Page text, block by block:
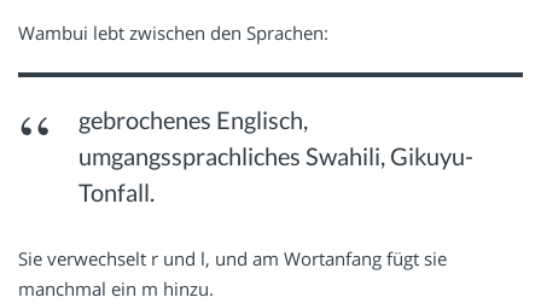
Wambui lebt zwischen den Sprachen:
gebrochenes Englisch,
umgangssprachliches Swahili, Gikuyu-
Tonfall.
Sie verwechselt r und l, und am Wortanfang fügt sie
manchmal ein m hinzu.